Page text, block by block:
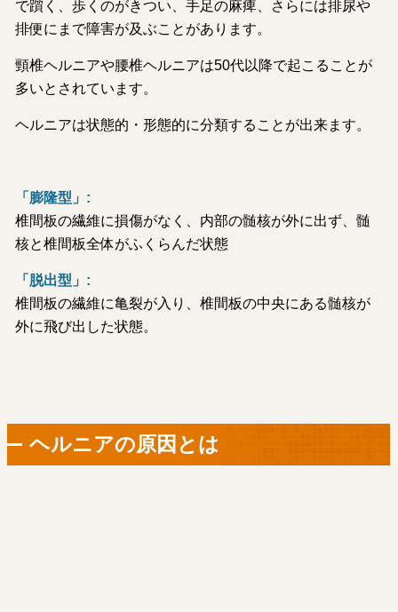
で躓く、歩くのがきつい、手足の麻痺、さらには排尿や
排便にまで障害が及ぶことがあります。
頸椎ヘルニアや腰椎ヘルニアは50代以降で起こることが
多いとされています。
ヘルニアは状態的・形態的に分類することが出来ます。
「膨隆型」:
椎間板の繊維に損傷がなく、内部の髄核が外に出ず、髄
核と椎間板全体がふくらんだ状態
「脱出型」:
椎間板の繊維に亀裂が入り、椎間板の中央にある髄核が
外に飛び出した状態。
ヘルニアの原因とは